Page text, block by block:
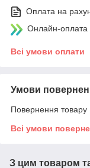
Оплата на
Онлайн-оплата
Всі умови оплати
Умови
Повернення товару
Всі умови
З цим товаром